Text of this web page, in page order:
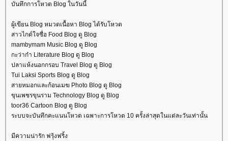
บันทึกการโหวต Blog ในวันนี้
ผู้เขียน Blog หมวดเนื้อหา Blog ได้รับโหวต
สาวไกด์ใจซื่อ Food Blog ดู Blog
mambymam Music Blog ดู Blog
กะว่าก๋า Literature Blog ดู Blog
ปลาแห้งนอกกรอบ Travel Blog ดู Blog
Tui Laksi Sports Blog ดู Blog
สายหมอกและก้อนเมฆ Photo Blog ดู Blog
ขุนเพชรขุนราม Technology Blog ดู Blog
toor36 Cartoon Blog ดู Blog
ระบบจะบันทึกคะแนนโหวต เฉพาะการโหวต 10 ครั้งล่าสุดในแต่ละวันเท่านั้น
มีความน่ารัก ฟรุ้งฟริ้ง